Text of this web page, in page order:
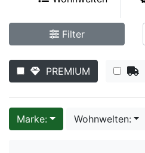
Filter
PREMIUM
Marke: Wohnwelten:
Schnell
lieferbar
SALE
Polsterplaner